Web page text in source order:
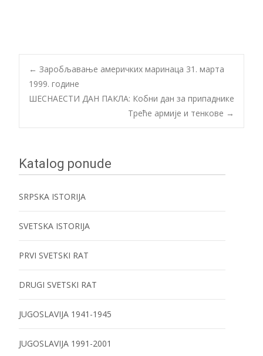
Post
navigation
← Заробљавање америчких маринаца 31. марта
1999. године
ШЕСНАЕСТИ ДАН ПАКЛА: Кобни дан за припаднике
Треће армије и тенкове →
Katalog ponude
SRPSKA ISTORIJA
SVETSKA ISTORIJA
PRVI SVETSKI RAT
DRUGI SVETSKI RAT
JUGOSLAVIJA 1941-1945
JUGOSLAVIJA 1991-2001